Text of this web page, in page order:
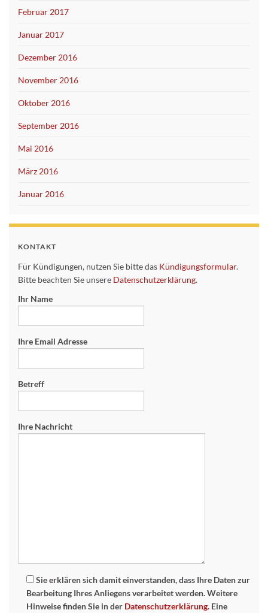
Februar 2017
Januar 2017
Dezember 2016
November 2016
Oktober 2016
September 2016
Mai 2016
März 2016
Januar 2016
KONTAKT
Für Kündigungen, nutzen Sie bitte das Kündigungsformular.
Bitte beachten Sie unsere Datenschutzerklärung.
Ihr Name
Ihre Email Adresse
Betreff
Ihre Nachricht
Sie erklären sich damit einverstanden, dass Ihre Daten zur
Bearbeitung Ihres Anliegens verarbeitet werden. Weitere
Hinweise finden Sie in der Datenschutzerklärung. Eine